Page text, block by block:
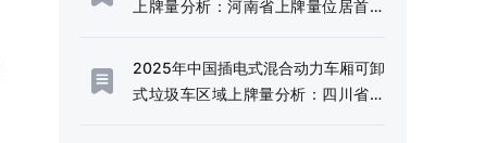
上牌量分析：河南省上牌量位居首位
2025年中国插电式混合动力车厢可卸
式垃圾车区域上牌量分析：四川省上